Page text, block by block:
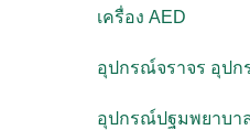
เครื่อง AED
อุปกรณ์จราจร อุปก
อุปกรณ์ปฐมพยาบา